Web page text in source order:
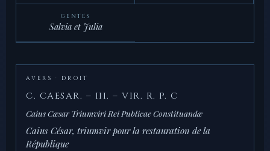
GENTES
Salvia et Julia
AVERS · DROIT
C. CAESAR. – III. – VIR. R. P. C
Caius Cæsar Triumviri Rei Publicae Constituandæ
Caius César, triumvir pour la restauration de la
République